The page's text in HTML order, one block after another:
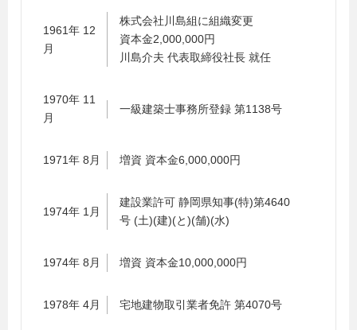
1961年 12
月
株式会社川島組に組織変更
資本金2,000,000円
川島介夫 代表取締役社長 就任
1970年 11
月
一級建築士事務所登録 第1138号
1971年 8月 増資 資本金6,000,000円
1974年 1月
建設業許可 静岡県知事(特)第4640
号 (土)(建)(と)(舗)(水)
1974年 8月 増資 資本金10,000,000円
1978年 4月 宅地建物取引業者免許 第4070号